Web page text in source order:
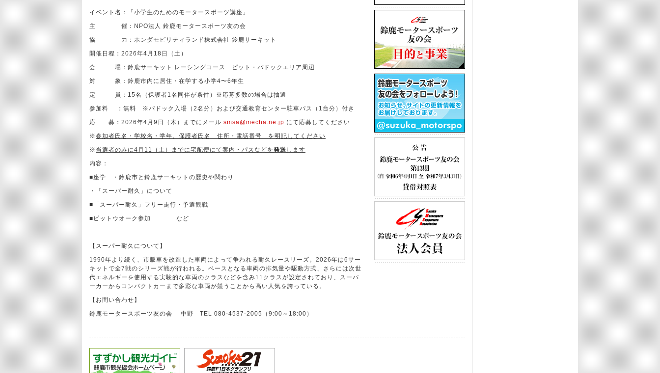
イベント名：「小学生のためのモータースポーツ講座」
主 催：NPO法人 鈴鹿モータースポーツ友の会
協 力：ホンダモビリティランド株式会社 鈴鹿サーキット
開催日程：2026年4月18日（土）
会 場：鈴鹿サーキット レーシングコース ピット・パドックエリア周辺
対 象：鈴鹿市内に居住・在学する小学4〜6年生
定 員：15名（保護者1名同伴が条件）※応募多数の場合は抽選
参加料 ：無料 ※パドック入場（2名分）および交通教育センター駐車パス（1台分）付き
応 募：2026年4月9日（木）までにメール smsa@mecha.ne.jp にて応募してください
※参加者氏名・学校名・学年、保護者氏名 住所・電話番号 を明記してください
※ 当選者のみに4月11（土）までに宅配便にて案内・パスなどを発送 します
内容：
■座学 ・鈴鹿市と鈴鹿サーキットの歴史や関わり
・「スーパー耐久」について
■「スーパー耐久」フリー走行・予選観戦
■ピットウオーク参加 など
【スーパー耐久について】
1990年より続く、市販車を改造した車両によって争われる耐久レースリーズ。2026年は6サー
キットで全7戦のシリーズ戦が行われる。ベースとなる車両の排気量や駆動方式、さらには次世
代エネルギーを使用する実験的な車両のクラスなどを含み11クラスが設定されており、スーパ
ーカーからコンパクトカーまで多彩な車両が競うことから高い人気を誇っている。
【お問い合わせ】
鈴鹿モータースポーツ友の会 中野 TEL 080-4537-2005（9:00～18:00）